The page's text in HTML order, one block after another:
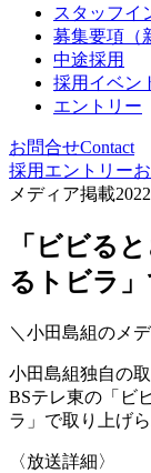
スタッフイ
募集要項（
中途採用
採用イベン
エントリー
お問合せContact
採用エントリー
メディア掲載
「ビビる
るトビラ
＼小田島組のメ
小田島組独自の
BSテレ東の「ビ
ラ」で取り上げら
〈放送詳細〉